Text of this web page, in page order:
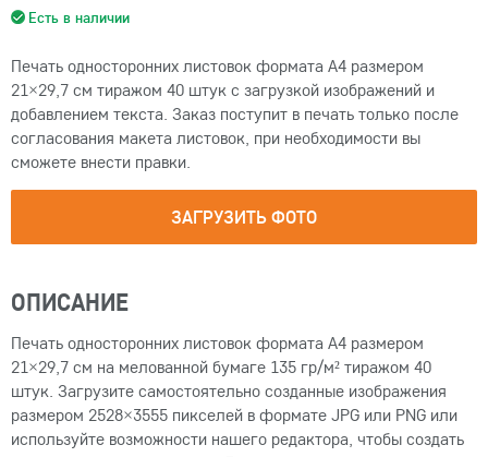
Есть в наличии
Печать односторонних листовок формата А4 размером
21×29,7 см тиражом 40 штук с загрузкой изображений и
добавлением текста. Заказ поступит в печать только после
согласования макета листовок, при необходимости вы
сможете внести правки.
ЗАГРУЗИТЬ ФОТО
ОПИСАНИЕ
Печать односторонних листовок формата А4 размером
21×29,7 см на мелованной бумаге 135 гр/м² тиражом 40
штук. Загрузите самостоятельно созданные изображения
размером 2528×3555 пикселей в формате JPG или PNG или
используйте возможности нашего редактора, чтобы создать